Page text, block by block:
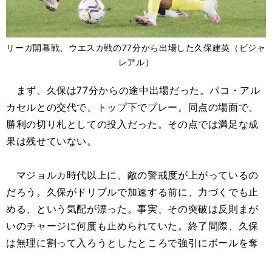
リーガ開幕戦、ウエスカ戦の77分から出場した久保建英（ビジャ
レアル）
まず、久保は77分からの途中出場だった。パコ・アル
カセルとの交代で、トップ下でプレー。同点の場面で、
勝利の切り札としての投入だった。その点では満足な成
果は残せていない。
マジョルカ時代以上に、敵の警戒度が上がっているの
だろう。久保がドリブルで加速する前に、力づくでも止
める、という気配が漂った。事実、その突破は反則まが
いのチャージに何度も止められていた。終了間際、久保
は無理に割って入ろうとしたところで強引にボールを奪